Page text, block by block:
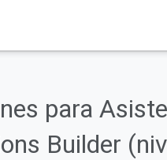
para
Builder